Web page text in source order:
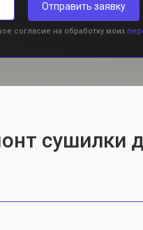
Отправить заявку
согласие на обработку моих
сушилки